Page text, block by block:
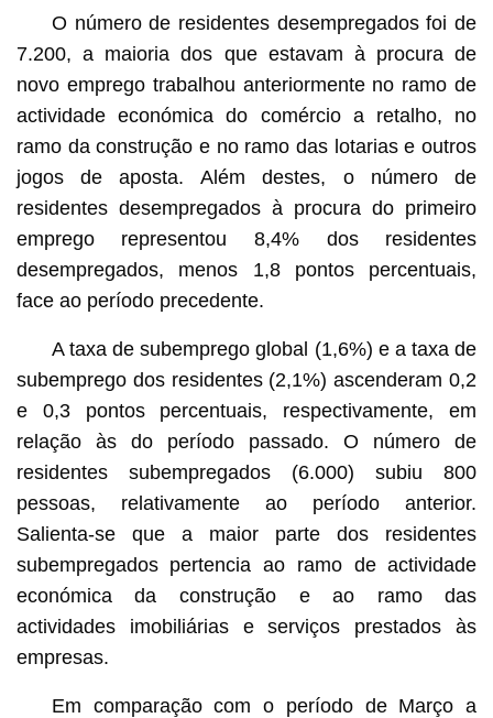
O número de residentes desempregados foi de
7.200, a maioria dos que estavam à procura de
novo emprego trabalhou anteriormente no ramo de
actividade económica do comércio a retalho, no
ramo da construção e no ramo das lotarias e outros
jogos de aposta. Além destes, o número de
residentes desempregados à procura do primeiro
emprego representou 8,4% dos residentes
desempregados, menos 1,8 pontos percentuais,
face ao período precedente.
A taxa de subemprego global (1,6%) e a taxa de
subemprego dos residentes (2,1%) ascenderam 0,2
e 0,3 pontos percentuais, respectivamente, em
relação às do período passado. O número de
residentes subempregados (6.000) subiu 800
pessoas, relativamente ao período anterior.
Salienta-se que a maior parte dos residentes
subempregados pertencia ao ramo de actividade
económica da construção e ao ramo das
actividades imobiliárias e serviços prestados às
empresas.
Em comparação com o período de Março a